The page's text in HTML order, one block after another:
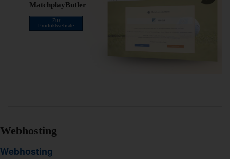
MatchplayButler
Zur
Produktwebsite
Webhosting
Webhosting